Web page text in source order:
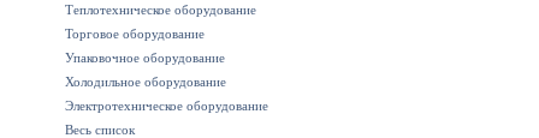
Теплотехническое оборудование
Торговое оборудование
Упаковочное оборудование
Холодильное оборудование
Электротехническое оборудование
Весь список